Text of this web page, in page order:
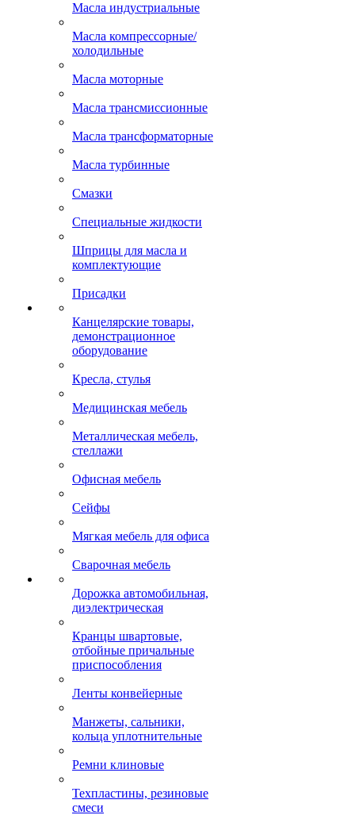
Масла индустриальные
Масла компрессорные/
холодильные
Масла моторные
Масла трансмиссионные
Масла трансформаторные
Масла турбинные
Смазки
Специальные жидкости
Шприцы для масла и
комплектующие
Присадки
Канцелярские товары,
демонстрационное
оборудование
Кресла, стулья
Медицинская мебель
Металлическая мебель,
стеллажи
Офисная мебель
Сейфы
Мягкая мебель для офиса
Сварочная мебель
Дорожка автомобильная,
диэлектрическая
Кранцы швартовые,
отбойные причальные
приспособления
Ленты конвейерные
Манжеты, сальники,
кольца уплотнительные
Ремни клиновые
Техпластины, резиновые
смеси